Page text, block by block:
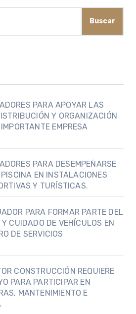
Buscar
PARA APOYAR LAS
Y ORGANIZACIÓN
EMPRESA
PARA DESEMPEÑARSE
EN INSTALACIONES
Y TURÍSTICAS.
PARA FORMAR PARTE DEL
CUIDADO DE VEHÍCULOS EN
DE SERVICIOS
CONSTRUCCIÓN REQUIERE
PARA PARTICIPAR EN
MANTENIMIENTO E